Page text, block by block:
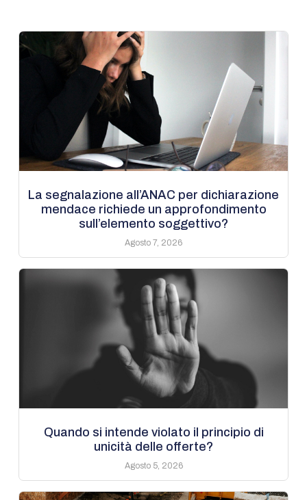
La segnalazione all’ANAC per dichiarazione
mendace richiede un approfondimento
sull’elemento soggettivo?
Agosto 7, 2026
Quando si intende violato il principio di
unicità delle offerte?
Agosto 5, 2026